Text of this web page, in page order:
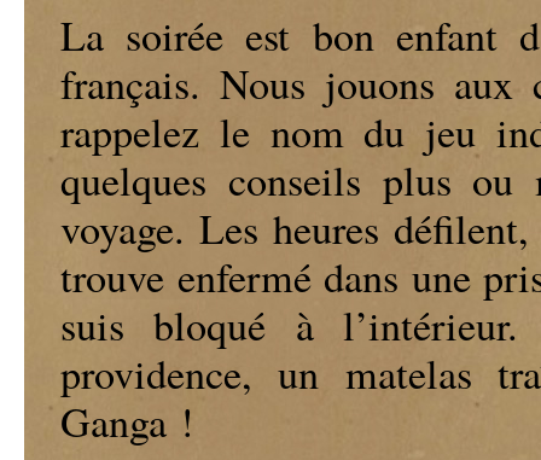
La soirée est bon enfant
français. Nous jouons
rappelez le nom du jeu
quelques conseils plus
voyage. Les heures
trouve enfermé dans une
suis bloqué à
providence, un matelas
Ganga !